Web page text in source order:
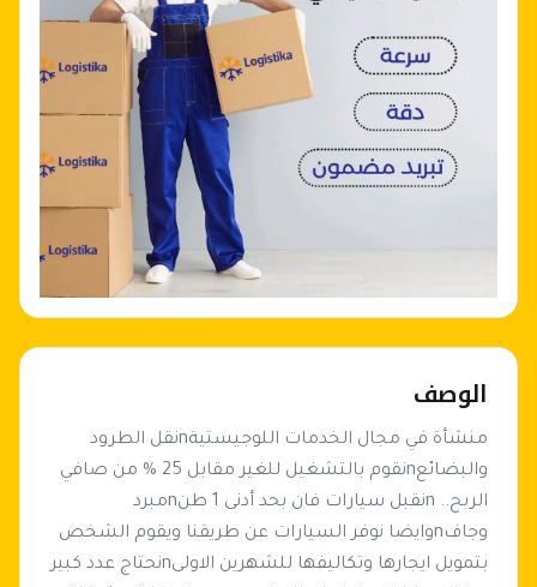
الوصف
بتمويل ايجارها وتكاليفها للشهرين الاولىnنحتاج عدد كبير